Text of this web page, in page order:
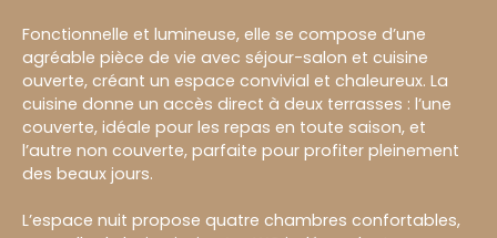
Fonctionnelle et lumineuse, elle se compose d’une
agréable pièce de vie avec séjour-salon et cuisine
ouverte, créant un espace convivial et chaleureux. La
cuisine donne un accès direct à deux terrasses : l’une
couverte, idéale pour les repas en toute saison, et
l’autre non couverte, parfaite pour profiter pleinement
des beaux jours.
L’espace nuit propose quatre chambres confortables,